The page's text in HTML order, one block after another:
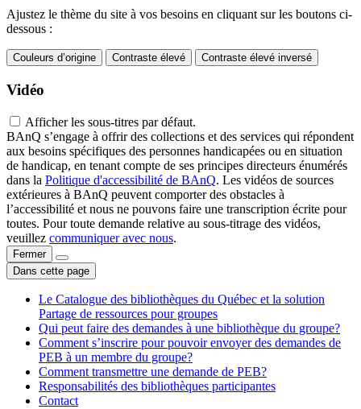
Ajustez le thème du site à vos besoins en cliquant sur les boutons ci-
dessous :
Couleurs d’origine Contraste élevé Contraste élevé inversé
Vidéo
Afficher les sous-titres par défaut.
BAnQ s’engage à offrir des collections et des services qui répondent
aux besoins spécifiques des personnes handicapées ou en situation
de handicap, en tenant compte de ses principes directeurs énumérés
dans la Politique d'accessibilité de BAnQ. Les vidéos de sources
extérieures à BAnQ peuvent comporter des obstacles à
l’accessibilité et nous ne pouvons faire une transcription écrite pour
toutes. Pour toute demande relative au sous-titrage des vidéos,
veuillez communiquer avec nous.
Fermer
Dans cette page
Le Catalogue des bibliothèques du Québec et la solution
Partage de ressources pour groupes
Qui peut faire des demandes à une bibliothèque du groupe?
Comment s’inscrire pour pouvoir envoyer des demandes de
PEB à un membre du groupe?
Comment transmettre une demande de PEB?
Responsabilités des bibliothèques participantes
Contact